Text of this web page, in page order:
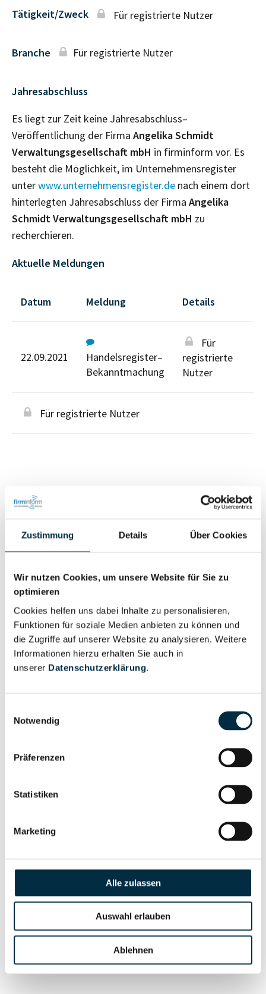
Zustimmung Details Über Cookies
Wir nutzen Cookies, um unsere Website für Sie zu
optimieren
Cookies helfen uns dabei Inhalte zu personalisieren,
Funktionen für soziale Medien anbieten zu können und
die Zugriffe auf unserer Website zu analysieren. Weitere
Informationen hierzu erhalten Sie auch in
unserer Datenschutzerklärung.
Notwendig
Präferenzen
Statistiken
Marketing
Alle zulassen
Auswahl erlauben
Ablehnen
Tätigkeit/Zweck Für registrierte Nutzer
Branche Für registrierte Nutzer
Jahresabschluss
Es liegt zur Zeit keine Jahresabschluss–
Veröffentlichung der Firma Angelika Schmidt
Verwaltungsgesellschaft mbH in firminform vor. Es
besteht die Möglichkeit, im Unternehmensregister
unterwww.unternehmensregister.de nach einem dort
hinterlegten Jahresabschluss der Firma Angelika
Schmidt Verwaltungsgesellschaft mbH zu
recherchieren.
Aktuelle Meldungen
Datum Meldung Details
22.09.2021
Handelsregister–
Bekanntmachung
Für
registrierte
Nutzer
Für registrierte Nutzer
Personen im Unternehmen
Wirtschaftlich
Berechtigter
Vollständiges
Unternehmensprofil
anfragen
Vollständiges
Unternehmensprofil
Vollständiges
Unternehmensprofil
Berechtigten Pfad
Unternehmensprofil
anfragen
Risikoinformationen